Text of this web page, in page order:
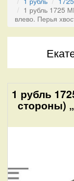
1 рубль 1725
влево. Перья
1 рубль
стороны)